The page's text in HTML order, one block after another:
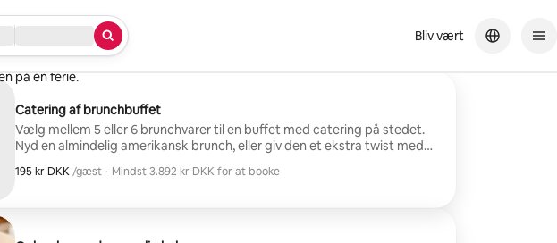
udtjekning Bliv vært
Catering af brunchbuffet
Vælg mellem 5 eller 6 brunchvarer til en buffet med catering på stedet.
Nyd en almindelig amerikansk brunch, eller giv den et ekstra twist med
195 kr DKK /gæst
195 kr DKK per gæst
· Mindst 3.892 kr DKK for at booke
Phoenix, Arizona
madlavning til brunch i weekenden på mors dag! Jeg glæder mig til at bruge hende
på en ferie.